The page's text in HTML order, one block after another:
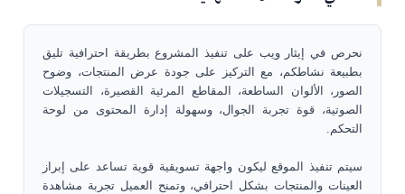
نحرص في إيثار ويب على تنفيذ المشروع بطريقة احترافية تليق
بطبيعة نشاطكم، مع التركيز على جودة عرض المنتجات، وضوح
الصور، الألوان الساطعة، المقاطع المرئية القصيرة، التسجيلات
الصوتية، قوة تجربة الجوال، وسهولة إدارة المحتوى من لوحة
التحكم.
سيتم تنفيذ الموقع ليكون واجهة تسويقية قوية تساعد على إبراز
العينات والمنتجات بشكل احترافي، وتمنح العميل تجربة مشاهدة